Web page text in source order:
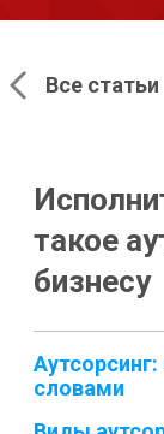
Все статьи
такое
бизнесу
словами